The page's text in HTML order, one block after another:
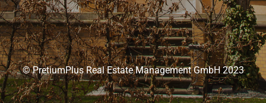
© PretiumPlus Real Estate Management GmbH 2023